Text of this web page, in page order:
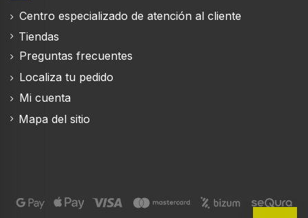
Eficiencia energética
Potencia
1450 W
Voltaje de entrada AC
Clase de eficiencia de energía
Centro especializado de atención al cliente
Tiendas
Preguntas frecuentes
Localiza tu pedido
Mi cuenta
Mapa del sitio